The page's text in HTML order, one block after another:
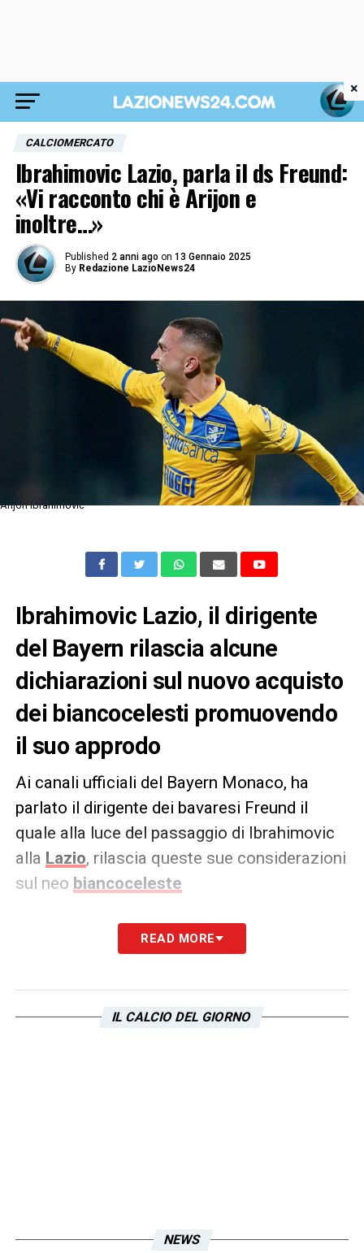
CALCIOMERCATO
Ibrahimovic Lazio, parla il ds Freund:
«Vi racconto chi è Arijon e
inoltre…»
Published 2 anni ago on 13 Gennaio 2025
By Redazione LazioNews24
Arijon Ibrahimovic
Ibrahimovic Lazio, il dirigente
del Bayern rilascia alcune
dichiarazioni sul nuovo acquisto
dei biancocelesti promuovendo
il suo approdo
Ai canali ufficiali del Bayern Monaco, ha
parlato il dirigente dei bavaresi Freund il
quale alla luce del passaggio di Ibrahimovic
alla Lazio, rilascia queste sue considerazioni
sul neo biancoceleste
IBRAHIMOVIC – Arijon è un giocatore
giovane e di grandi prospettive, in costante
ci si aspetta che faccia i prossimi passi alla
READ MORE
IL CALCIO DEL GIORNO
NEWS
×